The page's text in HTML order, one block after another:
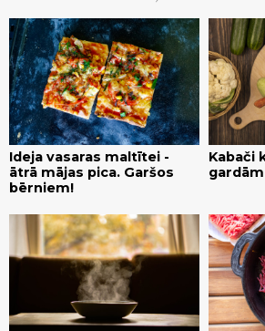
Ideja vasaras maltītei -
ātrā mājas pica. Garšos
bērniem!
Kabači